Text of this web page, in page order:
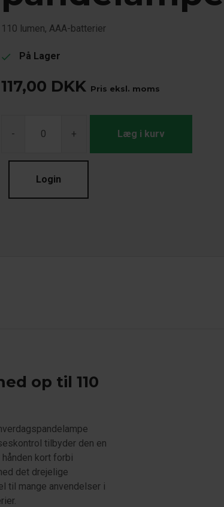
110 lumen, AAA-batterier
check På Lager
117,00 DKK Pris eksl. moms
- + Læg i kurv
Login
op til 110
tilbyder den en
kort forbi
det drejelige
til mange anvendelser i